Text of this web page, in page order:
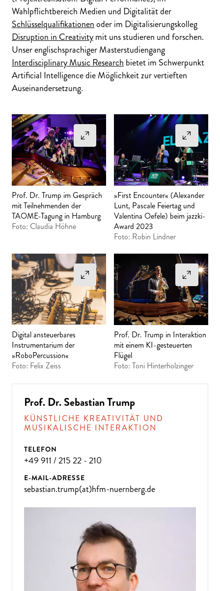
Wahlpflichtbereich Medien und Digitalität der
Schlüsselqualifikationenoder im Digitalisierungskolleg
Disruption in Creativitymit uns studieren und forschen.
Unser englischsprachiger Masterstudiengang
Interdisciplinary Music Researchbietet im Schwerpunkt
Artificial Intelligence die Möglichkeit zur vertieften
Auseinandersetzung.
Prof. Dr. Trump im Gespräch
mit Teilnehmenden der
TAOME-Tagung in Hamburg
Foto: Claudia Höhne
»First Encounter« (Alexander
Lunt, Pascale Feiertag und
Valentina Oefele) beim jazzki-
Award 2023
Foto: Robin Lindner
Digital ansteuerbares
Instrumentarium der
»RoboPercussion«
Foto: Felix Zeiss
Prof. Dr. Trump in Interaktion
mit einem KI-gesteuerten
Flügel
Foto: Toni Hinterholzinger
Prof. Dr. Sebastian Trump
KÜNSTLICHE KREATIVITÄT UND
MUSIKALISCHE INTERAKTION
TELEFON
+49 911 / 215 22 - 210
E-MAIL-ADRESSE
sebastian.trump(at)hfm-nuernberg.de